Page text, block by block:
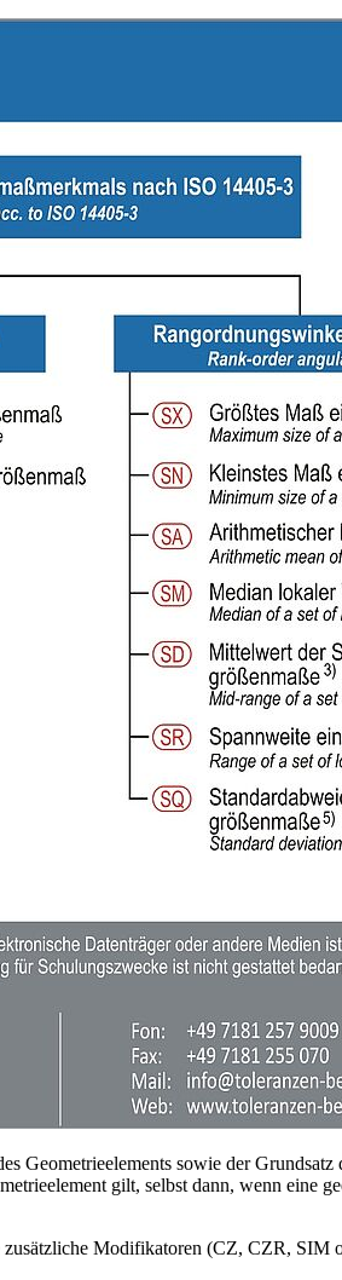
Geometrieelements sowie der
gilt, selbst dann, wenn eine
Modifikatoren (CZ, CZR,